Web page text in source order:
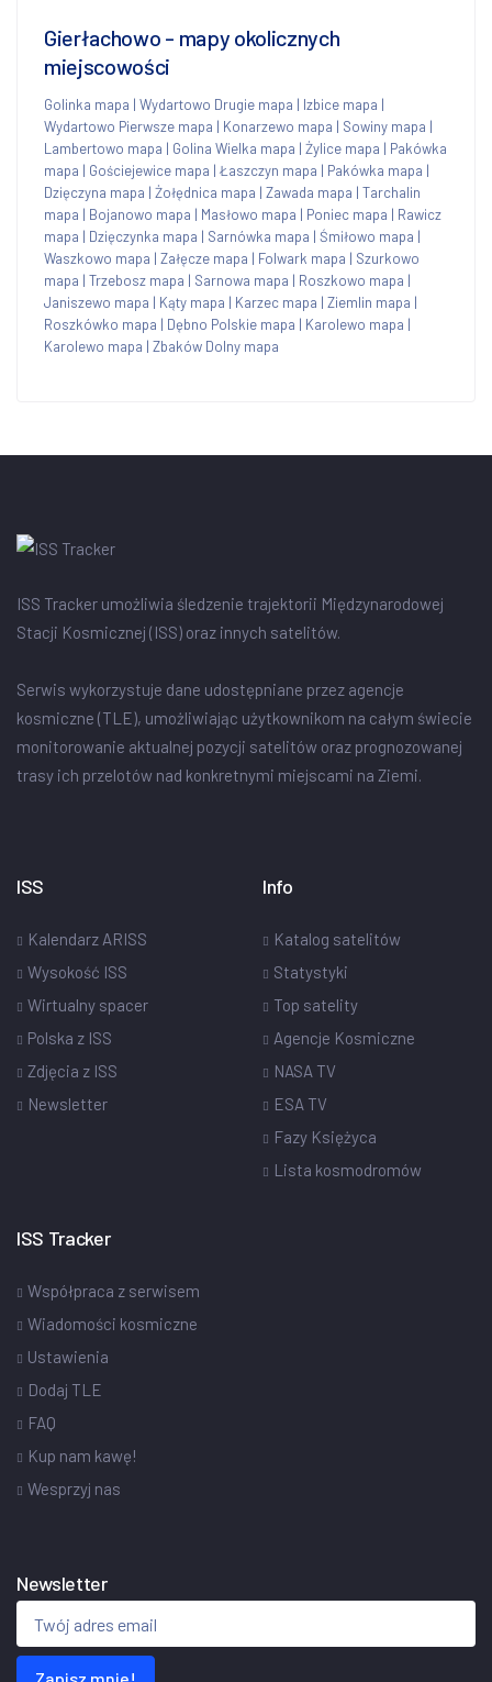
Gierłachowo - mapy okolicznych
miejscowości
Golinka mapa | Wydartowo Drugie mapa | Izbice mapa |
Wydartowo Pierwsze mapa | Konarzewo mapa | Sowiny mapa |
Lambertowo mapa | Golina Wielka mapa | Żylice mapa | Pakówka
mapa | Gościejewice mapa | Łaszczyn mapa | Pakówka mapa |
Dzięczyna mapa | Żołędnica mapa | Zawada mapa | Tarchalin
mapa | Bojanowo mapa | Masłowo mapa | Poniec mapa | Rawicz
mapa | Dzięczynka mapa | Sarnówka mapa | Śmiłowo mapa |
Waszkowo mapa | Załęcze mapa | Folwark mapa | Szurkowo
mapa | Trzebosz mapa | Sarnowa mapa | Roszkowo mapa |
Janiszewo mapa | Kąty mapa | Karzec mapa | Ziemlin mapa |
Roszkówko mapa | Dębno Polskie mapa | Karolewo mapa |
Karolewo mapa | Zbaków Dolny mapa
ISS Tracker umożliwia śledzenie trajektorii Międzynarodowej
Stacji Kosmicznej (ISS) oraz innych satelitów.
Serwis wykorzystuje dane udostępniane przez agencje
kosmiczne (TLE), umożliwiając użytkownikom na całym świecie
monitorowanie aktualnej pozycji satelitów oraz prognozowanej
trasy ich przelotów nad konkretnymi miejscami na Ziemi.
ISS
Kalendarz ARISS
Wysokość ISS
Wirtualny spacer
Polska z ISS
Zdjęcia z ISS
Newsletter
Info
Katalog satelitów
Statystyki
Top satelity
Agencje Kosmiczne
NASA TV
ESA TV
Fazy Księżyca
Lista kosmodromów
ISS Tracker
Współpraca z serwisem
Wiadomości kosmiczne
Ustawienia
Dodaj TLE
FAQ
Kup nam kawę!
Wesprzyj nas
Newsletter